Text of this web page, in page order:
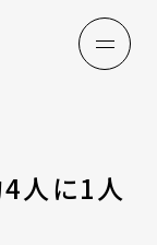
4人に1人